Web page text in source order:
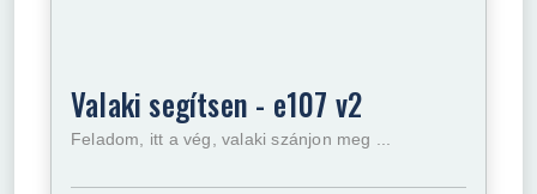
Valaki segítsen - e107 v2
Feladom, itt a vég, valaki szánjon meg ...